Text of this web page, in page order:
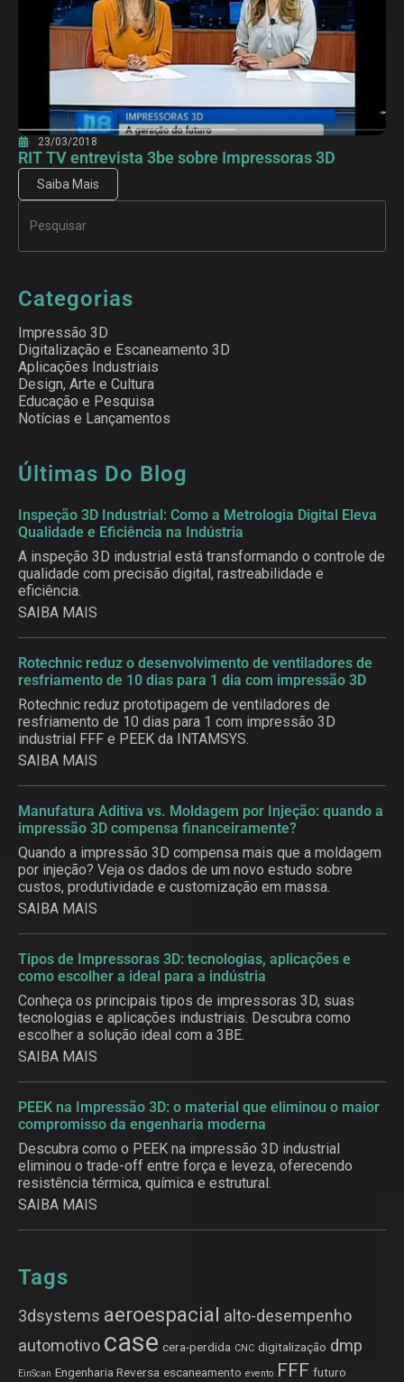
23/03/2018
RIT TV entrevista 3be sobre Impressoras 3D
Saiba Mais
Categorias
Impressão 3D
Digitalização e Escaneamento 3D
Aplicações Industriais
Design, Arte e Cultura
Educação e Pesquisa
Notícias e Lançamentos
Últimas Do Blog
Inspeção 3D Industrial: Como a Metrologia Digital Eleva
Qualidade e Eficiência na Indústria
A inspeção 3D industrial está transformando o controle de
qualidade com precisão digital, rastreabilidade e
eficiência.
SAIBA MAIS
Rotechnic reduz o desenvolvimento de ventiladores de
resfriamento de 10 dias para 1 dia com impressão 3D
Rotechnic reduz prototipagem de ventiladores de
resfriamento de 10 dias para 1 com impressão 3D
industrial FFF e PEEK da INTAMSYS.
SAIBA MAIS
Manufatura Aditiva vs. Moldagem por Injeção: quando a
impressão 3D compensa financeiramente?
Quando a impressão 3D compensa mais que a moldagem
por injeção? Veja os dados de um novo estudo sobre
custos, produtividade e customização em massa.
SAIBA MAIS
Tipos de Impressoras 3D: tecnologias, aplicações e
como escolher a ideal para a indústria
Conheça os principais tipos de impressoras 3D, suas
tecnologias e aplicações industriais. Descubra como
escolher a solução ideal com a 3BE.
SAIBA MAIS
PEEK na Impressão 3D: o material que eliminou o maior
compromisso da engenharia moderna
Descubra como o PEEK na impressão 3D industrial
eliminou o trade-off entre força e leveza, oferecendo
resistência térmica, química e estrutural.
SAIBA MAIS
Tags
3dsystems aeroespacial alto-desempenho
automotivo case cera-perdida CNC digitalização dmp
EinScan Engenharia Reversa escaneamento evento FFF futuro